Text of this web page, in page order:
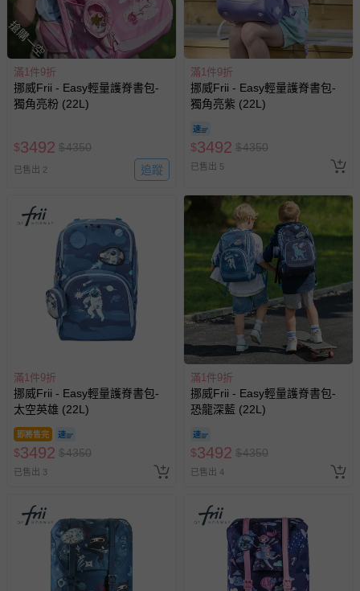
搶購一空
滿1件9折
挪威Frii - Easy輕量護脊書包-
獨角亮粉 (22L)
$3492 $4350
已售出 2 追蹤
滿1件9折
挪威Frii - Easy輕量護脊書包-
獨角亮紫 (22L)
$3492 $4350
已售出 5
滿1件9折
挪威Frii - Easy輕量護脊書包-
太空英雄 (22L)
即將售完
$3492 $4350
已售出 3
滿1件9折
挪威Frii - Easy輕量護脊書包-
恐龍深藍 (22L)
$3492 $4350
已售出 4